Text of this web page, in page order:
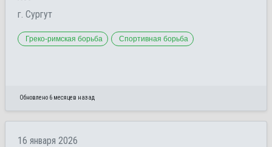
г. Сургут
Греко-римская борьба Спортивная борьба
Обновлено 6 месяцев назад
16 января 2026